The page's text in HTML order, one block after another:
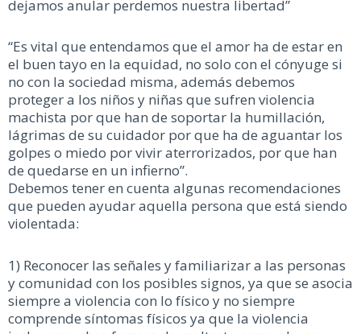
dejamos anular perdemos nuestra libertad”
“Es vital que entendamos que el amor ha de estar en
el buen tayo en la equidad, no solo con el cónyuge si
no con la sociedad misma, además debemos
proteger a los niños y niñas que sufren violencia
machista por que han de soportar la humillación,
lágrimas de su cuidador por que ha de aguantar los
golpes o miedo por vivir aterrorizados, por que han
de quedarse en un infierno”.
Debemos tener en cuenta algunas recomendaciones
que pueden ayudar aquella persona que está siendo
violentada:
1) Reconocer las señales y familiarizar a las personas
y comunidad con los posibles signos, ya que se asocia
siempre a violencia con lo físico y no siempre
comprende síntomas físicos ya que la violencia